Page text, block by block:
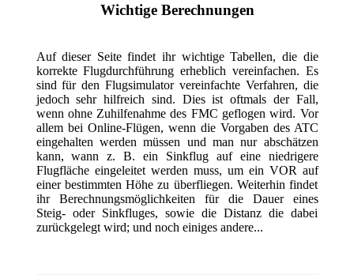
Wichtige Berechnungen
Auf dieser Seite findet ihr wichtige Tabellen, die die
korrekte Flugdurchführung erheblich vereinfachen. Es
sind für den Flugsimulator vereinfachte Verfahren, die
jedoch sehr hilfreich sind. Dies ist oftmals der Fall,
wenn ohne Zuhilfenahme des FMC geflogen wird. Vor
allem bei Online-Flügen, wenn die Vorgaben des ATC
eingehalten werden müssen und man nur abschätzen
kann, wann z. B. ein Sinkflug auf eine niedrigere
Flugfläche eingeleitet werden muss, um ein VOR auf
einer bestimmten Höhe zu überfliegen. Weiterhin findet
ihr Berechnungsmöglichkeiten für die Dauer eines
Steig- oder Sinkfluges, sowie die Distanz die dabei
zurückgelegt wird; und noch einiges andere...